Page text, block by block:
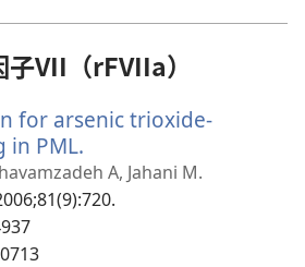
VII（rFVIIa）
for arsenic trioxide-
in PML.
啟
新
A, Jahani M.